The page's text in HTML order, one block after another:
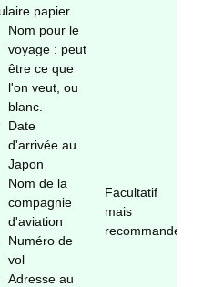
papier.
Nom pour le
voyage : peut
être ce que
l'on veut, ou
blanc.
Date
d'arrivée au
Japon
Nom de la
compagnie
d'aviation
Numéro de
vol
Adresse au
Facultatif
mais
recommandé